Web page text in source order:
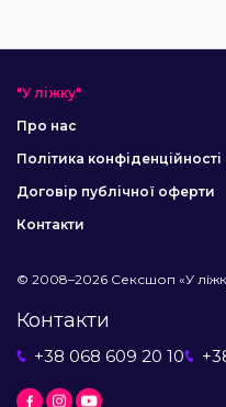
"У ліжку"
Про нас
Політика конфіденційності
Договір публічної оферти
Контакти
© 2008–2026 Сексшоп «У
Контакти
+38 068 609 20 10